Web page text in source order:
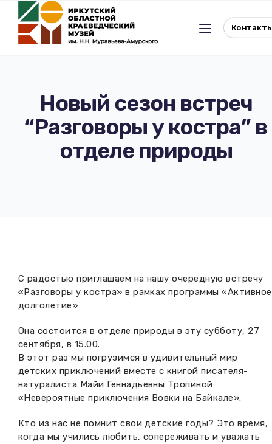
Льготное посещение музея
История музея
Вакансии музея
Научные издания
Прейскурант
Отдел истории
Ледокол Ангара
КПЦ им. свт. Иннокентия (Вениаминова)
Научно-фондовый отдел
Музеи региона
Отчетность
Новый сезон встреч
“Разговоры у костра” в
отделе природы
С радостью приглашаем на нашу очередную встречу
«Разговоры у костра» в рамках программы «Активное
долголетие»
Она состоится в отделе природы в эту субботу, 27
сентября, в 15.00.
В этот раз мы погрузимся в удивительный мир
детских приключений вместе с книгой писателя-
натуралиста Майи Геннадьевны Тропиной
«Невероятные приключения Вовки на Байкале».
Кто из нас не помнит свои детские годы? Это время,
когда мы учились любить, сопереживать и уважать